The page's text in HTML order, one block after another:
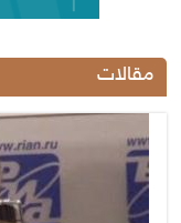
مقالات